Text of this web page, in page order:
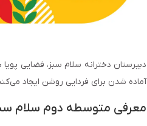
دبیرستان دخترانه سلام سبز، فضایی
آماده شدن برای فردایی روشن ایجاد
معرفی متوسطه دوم سلام